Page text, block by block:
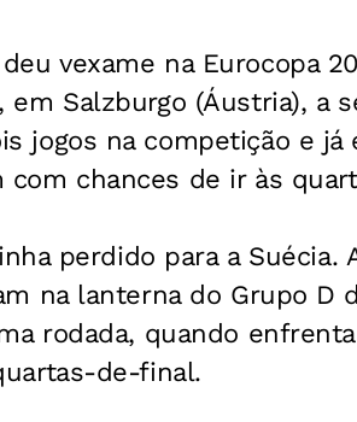
vexame na Eurocopa
em Salzburgo (Áustria), a
jogos na competição e já
com chances de ir às
perdido para a Suécia.
na lanterna do Grupo D
rodada, quando
de-final.